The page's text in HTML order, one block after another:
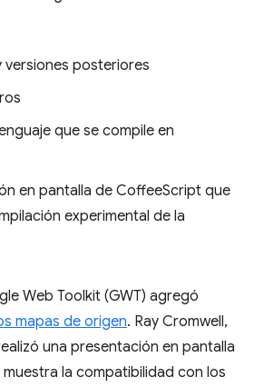
versiones posteriores
que se compile en
en pantalla de CoffeeScript que
experimental de la
Web Toolkit (GWT) agregó
mapas de origen. Ray Cromwell,
una presentación en pantalla
la compatibilidad con los